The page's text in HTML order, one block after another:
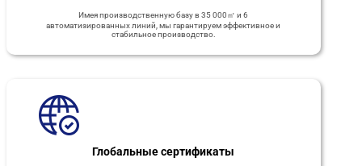
Имея производственную базу в 35 000㎡ и 6
автоматизированных линий, мы гарантируем эффективное и
стабильное производство.
Глобальные сертификаты